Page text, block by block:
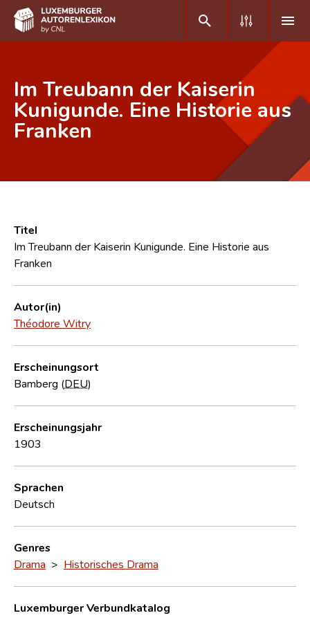
DE FR
Home
Erweiterte Suche
CNL
Forschungsgruppe
Im Treubann der Kaiserin
Kunigunde. Eine Historie aus
Franken
Titel
Im Treubann der Kaiserin Kunigunde. Eine Historie aus
Franken
Autor(in)
Théodore Witry
Erscheinungsort
Bamberg (DEU)
Erscheinungsjahr
1903
Sprachen
Deutsch
Genres
Drama > Historisches Drama
Luxemburger Verbundkatalog